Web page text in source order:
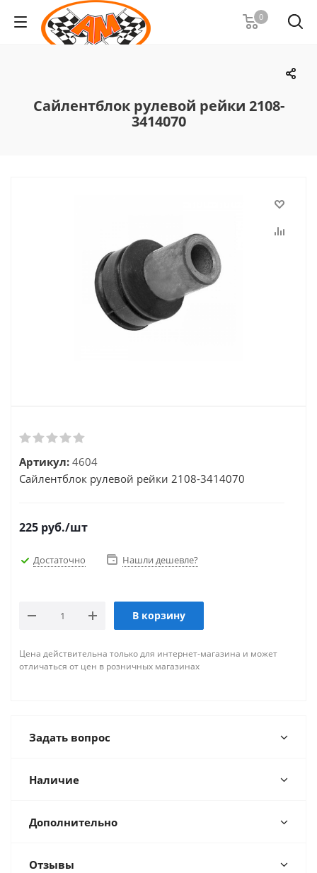
0
Сайлентблок рулевой рейки 2108-
3414070
Артикул: 4604
Сайлентблок рулевой рейки 2108-3414070
225 руб./шт
Достаточно Нашли дешевле?
В корзину
Цена действительна только для интернет-магазина и может
отличаться от цен в розничных магазинах
Задать вопрос
Наличие
Дополнительно
Отзывы